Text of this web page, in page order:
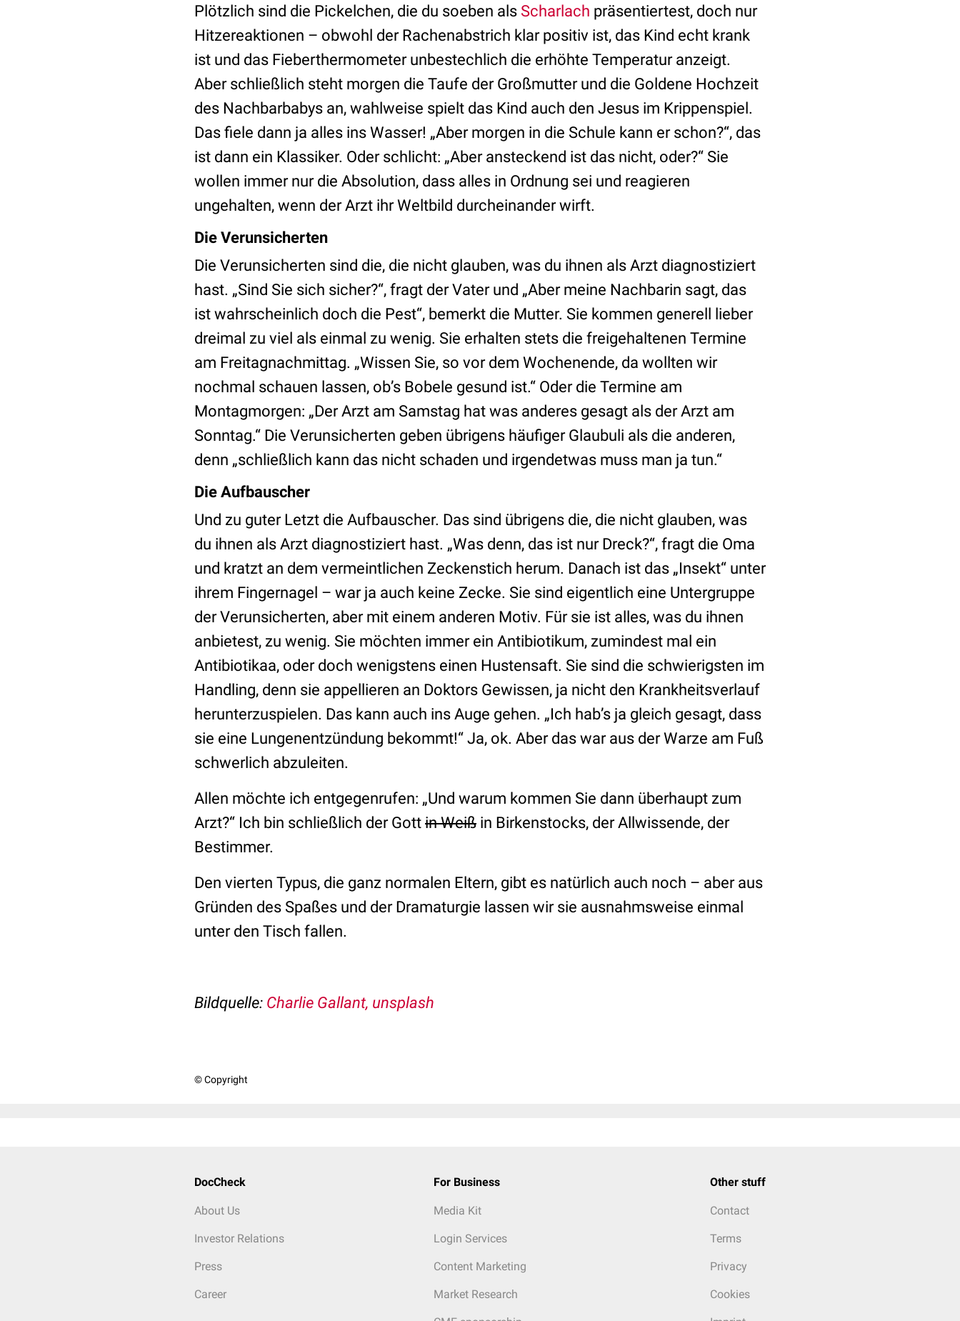
Plötzlich sind die Pickelchen, die du soeben als Scharlach präsentiertest, doch nur
Hitzereaktionen – obwohl der Rachenabstrich klar positiv ist, das Kind echt krank
ist und das Fieberthermometer unbestechlich die erhöhte Temperatur anzeigt.
Aber schließlich steht morgen die Taufe der Großmutter und die Goldene Hochzeit
des Nachbarbabys an, wahlweise spielt das Kind auch den Jesus im Krippenspiel.
Das fiele dann ja alles ins Wasser! „Aber morgen in die Schule kann er schon?“, das
ist dann ein Klassiker. Oder schlicht: „Aber ansteckend ist das nicht, oder?“ Sie
wollen immer nur die Absolution, dass alles in Ordnung sei und reagieren
ungehalten, wenn der Arzt ihr Weltbild durcheinander wirft.
Die Verunsicherten
Die Verunsicherten sind die, die nicht glauben, was du ihnen als Arzt diagnostiziert
hast. „Sind Sie sich sicher?“, fragt der Vater und „Aber meine Nachbarin sagt, das
ist wahrscheinlich doch die Pest“, bemerkt die Mutter. Sie kommen generell lieber
dreimal zu viel als einmal zu wenig. Sie erhalten stets die freigehaltenen Termine
am Freitagnachmittag. „Wissen Sie, so vor dem Wochenende, da wollten wir
nochmal schauen lassen, ob’s Bobele gesund ist.“ Oder die Termine am
Montagmorgen: „Der Arzt am Samstag hat was anderes gesagt als der Arzt am
Sonntag.“ Die Verunsicherten geben übrigens häufiger Glaubuli als die anderen,
denn „schließlich kann das nicht schaden und irgendetwas muss man ja tun.“
Die Aufbauscher
Und zu guter Letzt die Aufbauscher. Das sind übrigens die, die nicht glauben, was
du ihnen als Arzt diagnostiziert hast. „Was denn, das ist nur Dreck?“, fragt die Oma
und kratzt an dem vermeintlichen Zeckenstich herum. Danach ist das „Insekt“ unter
ihrem Fingernagel – war ja auch keine Zecke. Sie sind eigentlich eine Untergruppe
der Verunsicherten, aber mit einem anderen Motiv. Für sie ist alles, was du ihnen
anbietest, zu wenig. Sie möchten immer ein Antibiotikum, zumindest mal ein
Antibiotikaa, oder doch wenigstens einen Hustensaft. Sie sind die schwierigsten im
Handling, denn sie appellieren an Doktors Gewissen, ja nicht den Krankheitsverlauf
herunterzuspielen. Das kann auch ins Auge gehen. „Ich hab’s ja gleich gesagt, dass
sie eine Lungenentzündung bekommt!“ Ja, ok. Aber das war aus der Warze am Fuß
schwerlich abzuleiten.
Allen möchte ich entgegenrufen: „Und warum kommen Sie dann überhaupt zum
Arzt?“ Ich bin schließlich der Gott in Weiß in Birkenstocks, der Allwissende, der
Bestimmer.
Den vierten Typus, die ganz normalen Eltern, gibt es natürlich auch noch – aber aus
Gründen des Spaßes und der Dramaturgie lassen wir sie ausnahmsweise einmal
unter den Tisch fallen.
Bildquelle: Charlie Gallant, unsplash
© Copyright
DocCheck
About Us
Investor Relations
Press
Career
For Business
Media Kit
Login Services
Content Marketing
Market Research
Other stuff
Contact
Terms
Privacy
Cookies